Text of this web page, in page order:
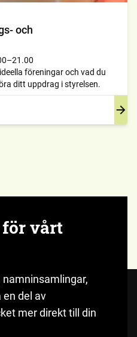
och
föreningar och vad du
ditt uppdrag i styrelsen.
vårt
namninsamlingar,
en del av
mer direkt till din